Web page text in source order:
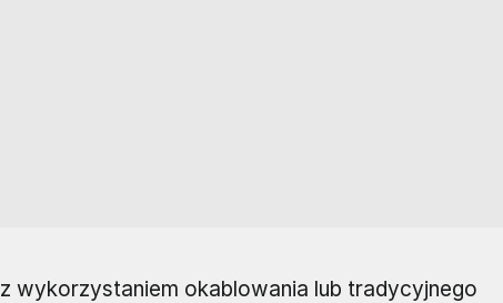
z wykorzystaniem okablowania lub tradycyjnego